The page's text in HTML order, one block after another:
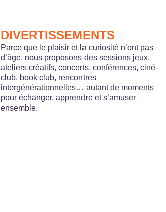
DIVERTISSEMENTS
Parce que le plaisir et la curiosité n’ont pas
d’âge, nous proposons des sessions jeux,
ateliers créatifs, concerts, conférences, ciné-
club, book club, rencontres
intergénérationnelles… autant de moments
pour échanger, apprendre et s’amuser
ensemble.